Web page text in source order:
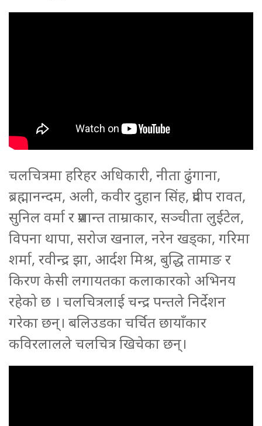
चलचित्रमा हरिहर अधिकारी, नीता ढुंगाना,
ब्रह्मानन्दम, अली, कवीर दुहान सिंह, प्रदीप रावत,
सुनिल वर्मा र प्रशान्त ताम्राकार, सञ्चीता लुईटेल,
विपना थापा, सरोज खनाल, नरेन खड्का, गरिमा
शर्मा, रवीन्द्र झा, आर्दश मिश्र, बुद्धि तामाङ र
किरण केसी लगायतका कलाकारको अभिनय
रहेको छ । चलचित्रलाई चन्द्र पन्तले निर्देशन
गरेका छन्। बलिउडका चर्चित छायाँकार
कविरलालले चलचित्र खिचेका छन्।